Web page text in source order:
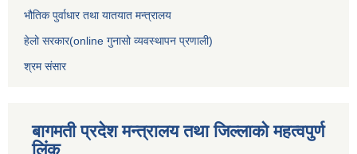
भौतिक पुर्वाधार तथा यातयात मन्त्रालय
हेलो सरकार(online गुनासो व्यवस्थापन प्रणाली)
श्रम संसार
बागमती प्रदेश मन्त्रालय तथा जिल्लाको महत्वपुर्ण
लिंक